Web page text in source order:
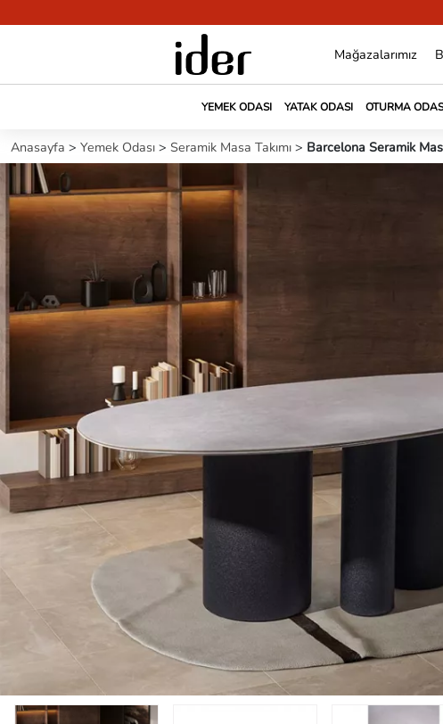
Mağazalarımız
YEMEK ODASI YATAK ODASI OTURMA
Anasayfa > Yemek Odası > Seramik Masa Takımı > Barcelona Seramik